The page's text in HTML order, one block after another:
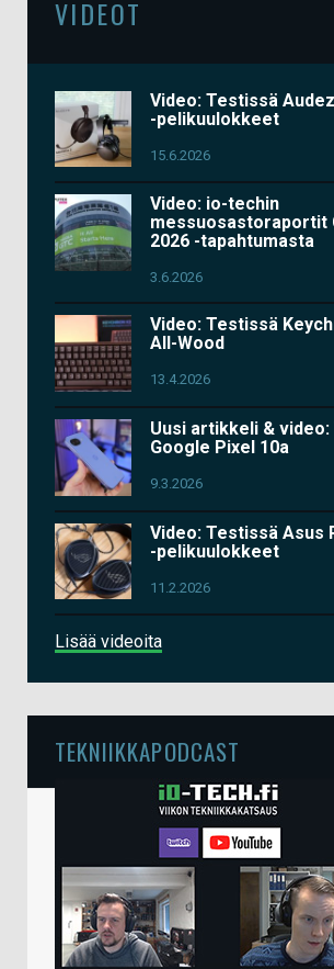
VIDEOT
Video: Testissä
-pelikuulokkeet
15.6.2026
Video: io-techin
messuosastoraportit
2026 -tapahtumasta
3.6.2026
Video: Testissä
All-Wood
13.4.2026
Uusi artikkeli &
Google Pixel 10a
9.3.2026
Video: Testissä Asus
-pelikuulokkeet
11.2.2026
Lisää videoita
TEKNIIKKAPODCAST